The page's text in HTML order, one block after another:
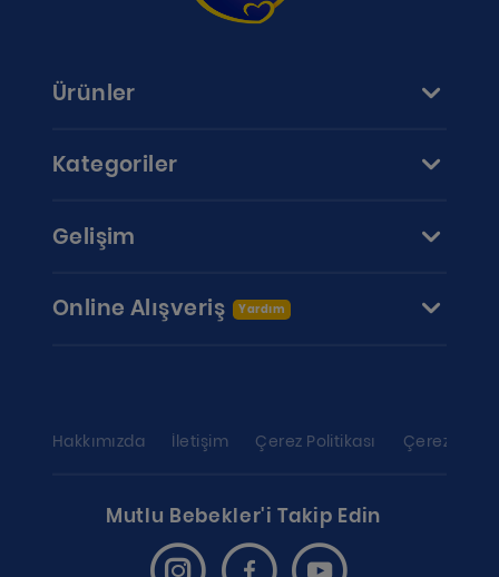
Ürünler
Kategoriler
Gelişim
Online Alışveriş Yardım
Hakkımızda İletişim Çerez Politikası Çerez
Mutlu Bebekler'i Takip Edin